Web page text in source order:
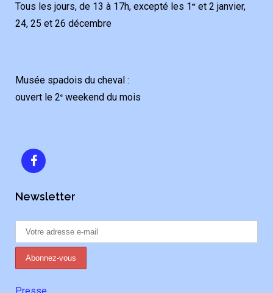
Tous les jours, de 13 à 17h, excepté les 1 eret 2 janvier,
24, 25 et 26 décembre
Musée spadois du cheval :
ouvert le 2e weekend du mois
Newsletter